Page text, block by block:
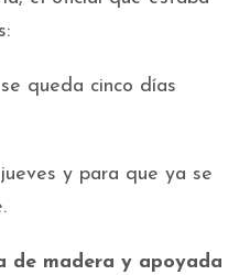
queda cinco días
y para que ya se
de madera y apoyada